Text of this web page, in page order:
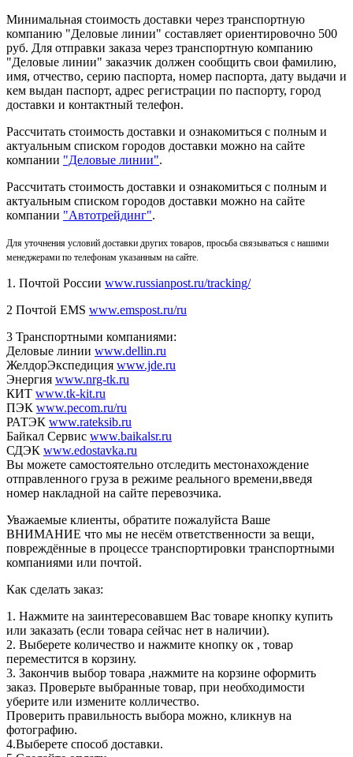
Минимальная стоимость доставки через транспортную
компанию "Деловые линии" составляет ориентировочно 500
руб. Для отправки заказа через транспортную компанию
"Деловые линии" заказчик должен сообщить свои фамилию,
имя, отчество, серию паспорта, номер паспорта, дату выдачи и
кем выдан паспорт, адрес регистрации по паспорту, город
доставки и контактный телефон.
Рассчитать стоимость доставки и ознакомиться с полным и
актуальным списком городов доставки можно на сайте
компании "Деловые линии".
Рассчитать стоимость доставки и ознакомиться с полным и
актуальным списком городов доставки можно на сайте
компании "Автотрейдинг".
Для уточнения условий доставки других товаров, просьба связываться с нашими
менеджерами по телефонам указанным на сайте.
1. Почтой России www.russianpost.ru/tracking/
2 Почтой EMS www.emspost.ru/ru
3 Транспортными компаниями:
Деловые линии www.dellin.ru
ЖелдорЭкспедиция www.jde.ru
Энергия www.nrg-tk.ru
КИТ www.tk-kit.ru
ПЭК www.pecom.ru/ru
РАТЭК www.rateksib.ru
Байкал Сервис www.baikalsr.ru
СДЭК www.edostavka.ru
Вы можете самостоятельно отследить местонахождение
отправленного груза в режиме реального времени,введя
номер накладной на сайте перевозчика.
Уважаемые клиенты, обратите пожалуйста Ваше
ВНИМАНИЕ что мы не несём ответственности за вещи,
повреждённые в процессе транспортировки транспортными
компаниями или почтой.
Как сделать заказ:
1. Нажмите на заинтересовавшем Вас товаре кнопку купить
или заказать (если товара сейчас нет в наличии).
2. Выберете количество и нажмите кнопку ок , товар
переместится в корзину.
3. Закончив выбор товара ,нажмите на корзине оформить
заказ. Проверьте выбранные товар, при необходимости
уберите или измените колличество.
Проверить правильность выбора можно, кликнув на
фотографию.
4.Выберете способ доставки.